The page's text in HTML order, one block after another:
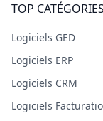
TOP CATÉGORIES
Logiciels GED
Logiciels ERP
Logiciels CRM
Logiciels